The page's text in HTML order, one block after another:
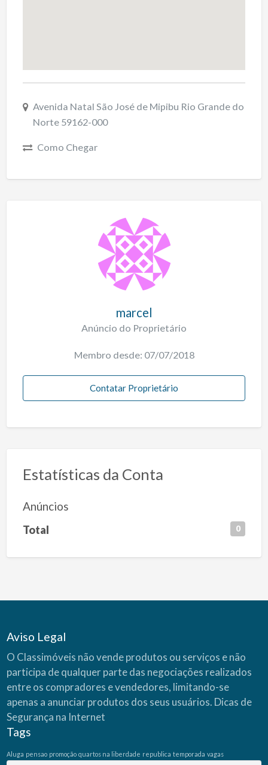
Avenida Natal São José de Mipibu Rio Grande do
Norte 59162-000
Como Chegar
marcel
Anúncio do Proprietário
Membro desde: 07/07/2018
Contatar Proprietário
Estatísticas da Conta
Anúncios
Total 0
Aviso Legal
O Classimóveis não vende produtos ou serviços e não
participa de qualquer parte das negociações realizados
entre os compradores e vendedores, limitando-se
apenas a anunciar produtos dos seus usuários. Dicas de
Segurança na Internet
Tags
Aluga pensao promoção quartos na liberdade republica temporada vagas